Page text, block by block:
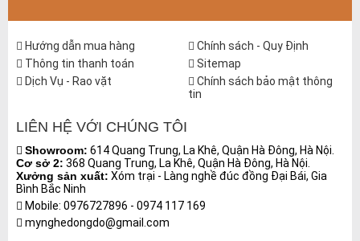
Hướng dẫn mua hàng
Thông tin thanh toán
Dịch Vụ - Rao vặt
Chính sách - Quy Định
Sitemap
Chính sách bảo mật thông
tin
LIÊN HỆ VỚI CHÚNG TÔI
Showroom: 614 Quang Trung, La Khê, Quận Hà Đông, Hà Nội.
Cơ sở 2: 368 Quang Trung, La Khê, Quận Hà Đông, Hà Nội.
Xưởng sản xuất: Xóm trại - Làng nghề đúc đồng Đại Bái, Gia
Bình Bắc Ninh
Mobile: 0976727896 - 0974 117 169
mynghedongdo@gmail.com